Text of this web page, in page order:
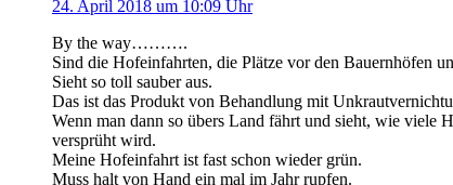
24. April 2018 um 10:09 Uhr
By the way……….
Sind die Hofeinfahrten, die Plätze vor den Bauernhöfen
Sieht so toll sauber aus.
Das ist das Produkt von Behandlung mit
Wenn man dann so übers Land fährt und sieht, wie viele
versprüht wird.
Meine Hofeinfahrt ist fast schon wieder grün.
Muss halt von Hand ein mal im Jahr rupfen.